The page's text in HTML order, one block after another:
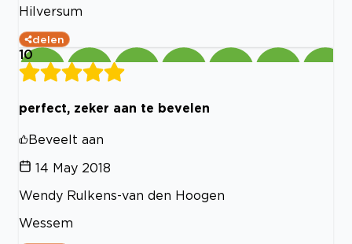
Hilversum
delen
10
perfect, zeker aan te bevelen
Beveelt aan
14 May 2018
Wendy Rulkens-van den Hoogen
Wessem